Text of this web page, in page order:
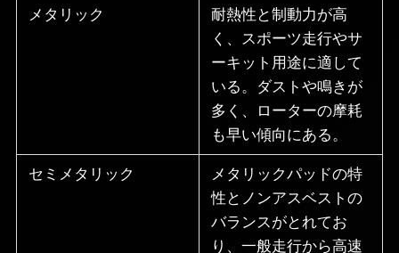
メタリック
耐熱性と制動力が高
く、スポーツ走行やサ
ーキット用途に適して
いる。ダストや鳴きが
多く、ローターの摩耗
も早い傾向にある。
セミメタリック
メタリックパッドの特
性とノンアスベストの
バランスがとれてお
り、一般走行から高速